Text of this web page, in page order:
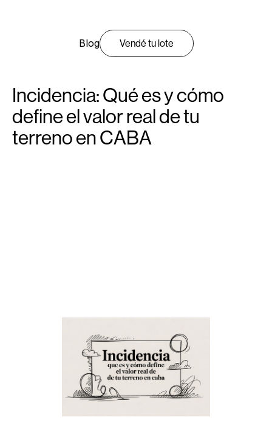
Blog Vendé tu lote
Incidencia: Qué es y cómo
define el valor real de tu
terreno en CABA